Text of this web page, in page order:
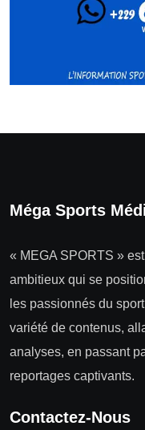
Méga Sports
« MEGA SPORTS »
ambitieux qui se
les passionnés du
variété de contenus,
analyses, en passant
reportages captivants.
Contactez-Nous